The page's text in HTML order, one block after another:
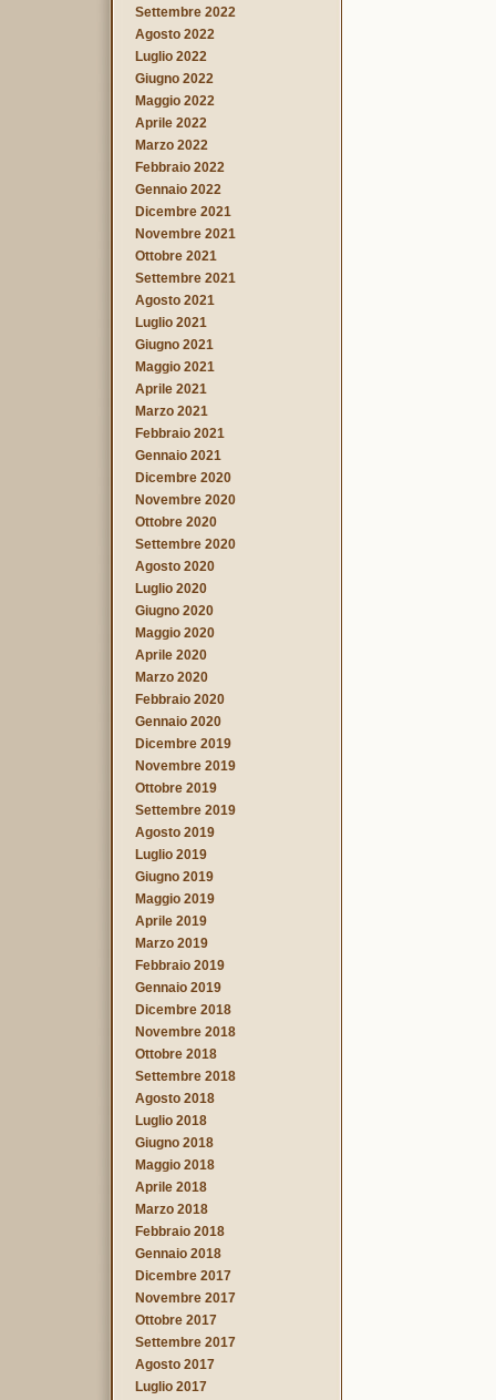
Settembre 2022
Agosto 2022
Luglio 2022
Giugno 2022
Maggio 2022
Aprile 2022
Marzo 2022
Febbraio 2022
Gennaio 2022
Dicembre 2021
Novembre 2021
Ottobre 2021
Settembre 2021
Agosto 2021
Luglio 2021
Giugno 2021
Maggio 2021
Aprile 2021
Marzo 2021
Febbraio 2021
Gennaio 2021
Dicembre 2020
Novembre 2020
Ottobre 2020
Settembre 2020
Agosto 2020
Luglio 2020
Giugno 2020
Maggio 2020
Aprile 2020
Marzo 2020
Febbraio 2020
Gennaio 2020
Dicembre 2019
Novembre 2019
Ottobre 2019
Settembre 2019
Agosto 2019
Luglio 2019
Giugno 2019
Maggio 2019
Aprile 2019
Marzo 2019
Febbraio 2019
Gennaio 2019
Dicembre 2018
Novembre 2018
Ottobre 2018
Settembre 2018
Agosto 2018
Luglio 2018
Giugno 2018
Maggio 2018
Aprile 2018
Marzo 2018
Febbraio 2018
Gennaio 2018
Dicembre 2017
Novembre 2017
Ottobre 2017
Settembre 2017
Agosto 2017
Luglio 2017